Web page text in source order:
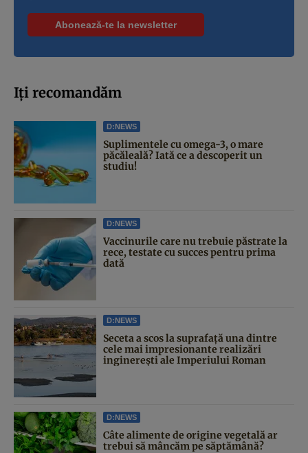
Iți recomandăm
D:NEWS
Suplimentele cu omega-3, o mare
păcăleală? Iată ce a descoperit un
studiu!
D:NEWS
Vaccinurile care nu trebuie păstrate la
rece, testate cu succes pentru prima
dată
D:NEWS
Seceta a scos la suprafață una dintre
cele mai impresionante realizări
inginerești ale Imperiului Roman
D:NEWS
Câte alimente de origine vegetală ar
trebui să mâncăm pe săptămână?